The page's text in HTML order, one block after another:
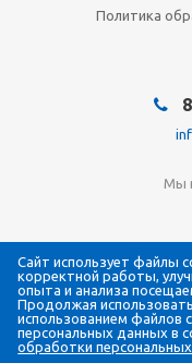
Политика
Мы
© 2026
Интернет-магазин
ИП
Сайт использует файлы
корректной работы,
опыта и анализа
Продолжая
использованием файлов
персональных данных в
обработки